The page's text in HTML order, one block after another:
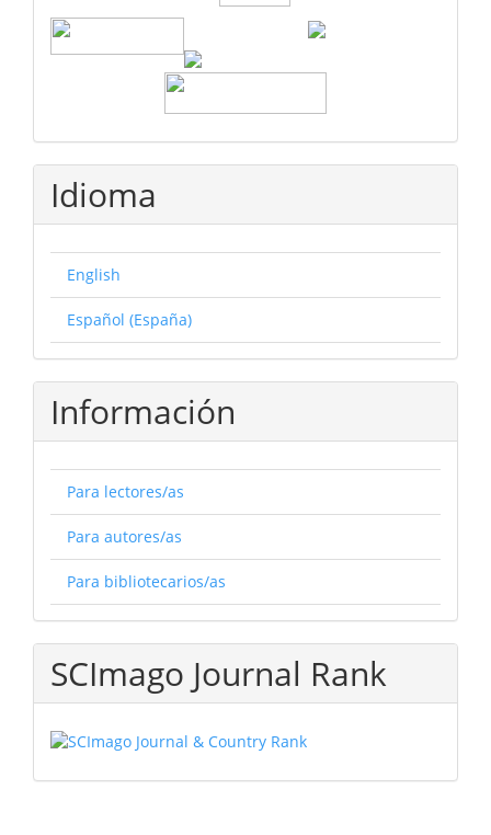
Idioma
English
Español (España)
Información
Para lectores/as
Para autores/as
Para bibliotecarios/as
SCImago Journal Rank